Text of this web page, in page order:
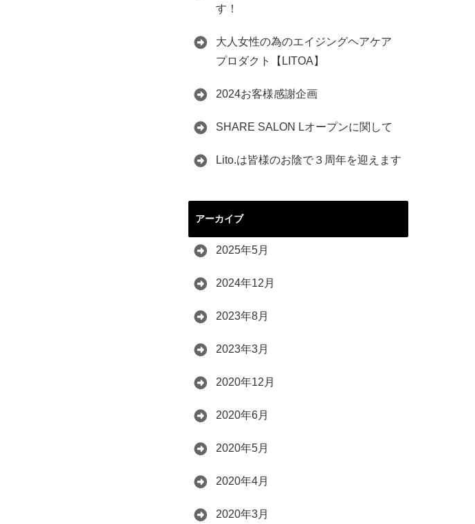
す！
大人女性の為のエイジングヘアケア
プロダクト【LITOA】
2024お客様感謝企画
SHARE SALON Lオープンに関して
Lito.は皆様のお陰で３周年を迎えます
アーカイブ
2025年5月
2024年12月
2023年8月
2023年3月
2020年12月
2020年6月
2020年5月
2020年4月
2020年3月